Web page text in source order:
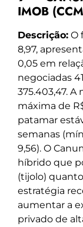
IMOB
Descrição: O
8,97,
0,05 em
negociadas
375.403,47. A
máxima de
patamar
semanas
9,56). O
híbrido que
(tijolo)
estratégia
aumentar a
privado de